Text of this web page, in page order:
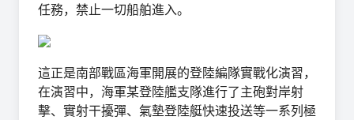
任務，禁止一切船舶進入。
這正是南部戰區海軍開展的登陸編隊實戰化演習，
在演習中，海軍某登陸艦支隊進行了主砲對岸射
擊、實射干擾彈、氣墊登陸艇快速投送等一系列極